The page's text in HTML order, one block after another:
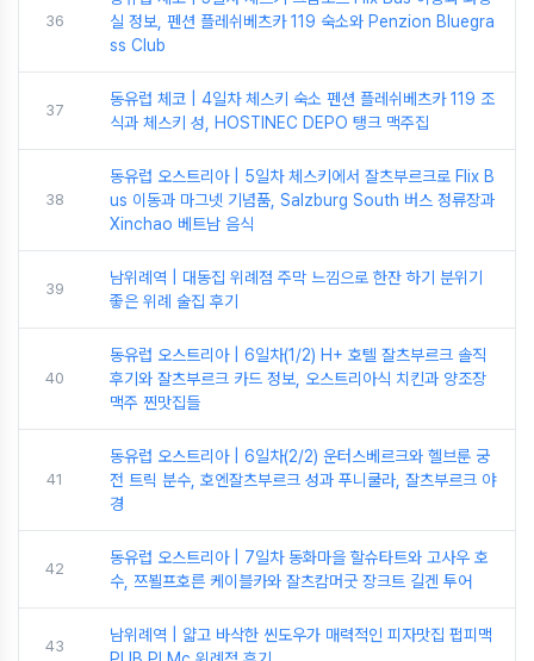
36
실 정보, 펜션 플레쉬베츠카 119 숙소와 Penzion Bluegra
ss Club
37
동유럽 체코 | 4일차 체스키 숙소 펜션 플레쉬베츠카 119 조
식과 체스키 성, HOSTINEC DEPO 탱크 맥주집
38
동유럽 오스트리아 | 5일차 체스키에서 잘츠부르크로 Flix B
us 이동과 마그넷 기념품, Salzburg South 버스 정류장과
Xinchao 베트남 음식
39
남위례역 | 대동집 위례점 주막 느낌으로 한잔 하기 분위기
좋은 위례 술집 후기
40
동유럽 오스트리아 | 6일차(1/2) H+ 호텔 잘츠부르크 솔직
후기와 잘츠부르크 카드 정보, 오스트리아식 치킨과 양조장
맥주 찐맛집들
41
동유럽 오스트리아 | 6일차(2/2) 운터스베르크와 헬브룬 궁
전 트릭 분수, 호엔잘츠부르크 성과 푸니쿨라, 잘츠부르크 야
경
42
동유럽 오스트리아 | 7일차 동화마을 할슈타트와 고사우 호
수, 쯔뵐프호른 케이블카와 잘츠캄머굿 장크트 길겐 투어
43
남위례역 | 얇고 바삭한 씬도우가 매력적인 피자맛집 펍피맥